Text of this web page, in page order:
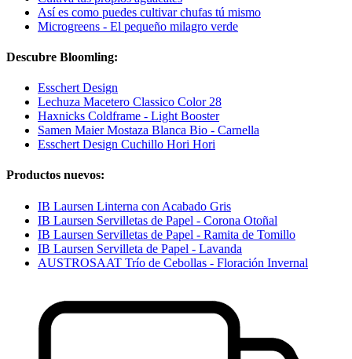
Así es como puedes cultivar chufas tú mismo
Microgreens - El pequeño milagro verde
Descubre Bloomling:
Esschert Design
Lechuza Macetero Classico Color 28
Haxnicks Coldframe - Light Booster
Samen Maier Mostaza Blanca Bio - Carnella
Esschert Design Cuchillo Hori Hori
Productos nuevos:
IB Laursen Linterna con Acabado Gris
IB Laursen Servilletas de Papel - Corona Otoñal
IB Laursen Servilletas de Papel - Ramita de Tomillo
IB Laursen Servilleta de Papel - Lavanda
AUSTROSAAT Trío de Cebollas - Floración Invernal